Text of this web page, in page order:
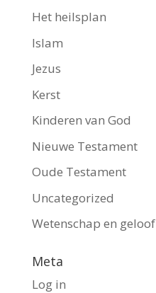
Het heilsplan
Islam
Jezus
Kerst
Kinderen van God
Nieuwe Testament
Oude Testament
Uncategorized
Wetenschap en geloof
Meta
Log in